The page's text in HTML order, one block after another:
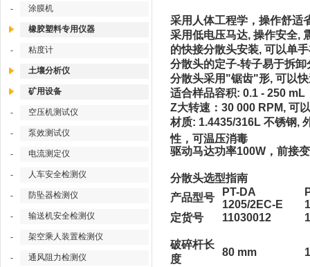
- 涂膜机
橡胶塑料专用仪器
- 粘度计
土壤分析仪
矿用设备
- 空压机测试仪
- 泵效测试仪
- 电流测定仪
- 人车安全检测仪
- 防坠器检测仪
- 输送机安全检测仪
- 架空乘人装置检测仪
- 通风阻力检测仪
采用人体工程学，操作舒适
采用低电压马达, 操作安全,
的快接分散头安装, 可以单
分散头的定子-转子易于拆
分散头采用"锯齿"形, 可以
适合样品容积: 0.1 - 250 mL
Z大转速：30 000 RPM, 可
材质: 1.4435/316L 不锈钢,
性，可温压消毒
驱动马达功率100W，前接
分散头选型指南
产品型号
PT-DA
1205/2EC-E
定货号
11030012
破碎杆长
度
80 mm